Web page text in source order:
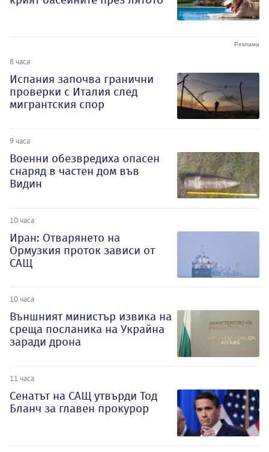
8 часа
Испания започва гранични
проверки с Италия след
мигрантския спор
9 часа
Военни обезвредиха опасен
снаряд в частен дом във
Видин
10 часа
Иран: Отварянето на
Ормузкия проток зависи от
САЩ
10 часа
Външният министър извика на
среща посланика на Украйна
заради дрона
11 часа
Сенатът на САЩ утвърди Тод
Бланч за главен прокурор